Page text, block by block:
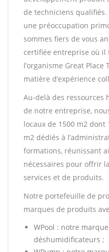
de techniciens
une préoccupation
sommes fiers de vous
certifiée entreprise où
l’organisme Great Place
matière d’expérience
Au-delà des ressources
de notre entreprise,
locaux de 1500 m2 dont
m2 dédiés à
formations, réunissant
nécessaires pour offrir
services et de produits.
Notre portefeuille de
marques de produits
WPool : notre
déshumidificateurs ;